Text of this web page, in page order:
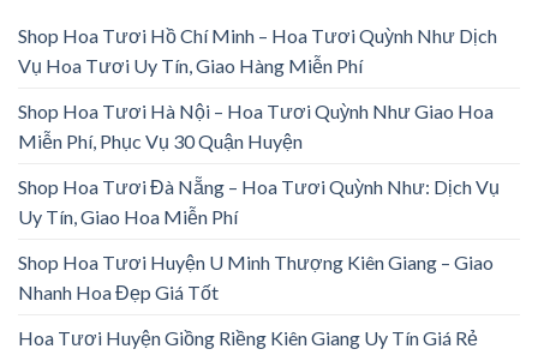
Shop Hoa Tươi Hồ Chí Minh – Hoa Tươi Quỳnh Như Dịch
Vụ Hoa Tươi Uy Tín, Giao Hàng Miễn Phí
Shop Hoa Tươi Hà Nội – Hoa Tươi Quỳnh Như Giao Hoa
Miễn Phí, Phục Vụ 30 Quận Huyện
Shop Hoa Tươi Đà Nẵng – Hoa Tươi Quỳnh Như: Dịch Vụ
Uy Tín, Giao Hoa Miễn Phí
Shop Hoa Tươi Huyện U Minh Thượng Kiên Giang – Giao
Nhanh Hoa Đẹp Giá Tốt
Hoa Tươi Huyện Giồng Riềng Kiên Giang Uy Tín Giá Rẻ